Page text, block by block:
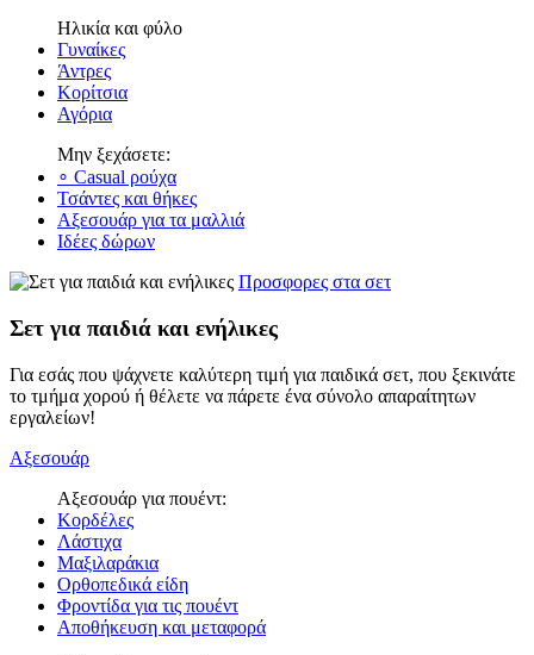
Ηλικία και φύλο
Γυναίκες
Άντρες
Κορίτσια
Αγόρια
Μην ξεχάσετε:
∘ Casual ρούχα
Τσάντες και θήκες
Αξεσουάρ για τα μαλλιά
Ιδέες δώρων
Προσφορες στα σετ
Σετ για παιδιά και ενήλικες
Για εσάς που ψάχνετε καλύτερη τιμή για παιδικά σετ, που ξεκινάτε
το τμήμα χορού ή θέλετε να πάρετε ένα σύνολο απαραίτητων
εργαλείων!
Αξεσουάρ
Αξεσουάρ για πουέντ:
Κορδέλες
Λάστιχα
Μαξιλαράκια
Ορθοπεδικά είδη
Φροντίδα για τις πουέντ
Αποθήκευση και μεταφορά